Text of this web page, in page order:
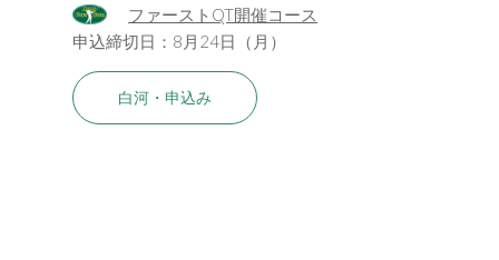
ファーストQT開催コース
申込締切日：8月24日（月）
白河・申込み